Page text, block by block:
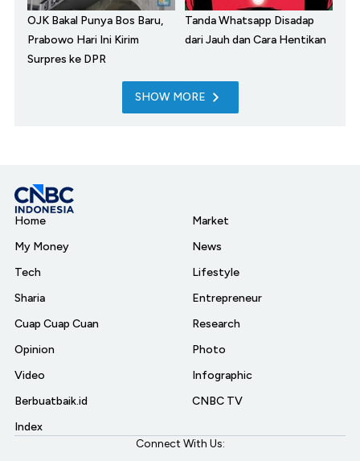
OJK Bakal Punya Bos Baru,
Prabowo Hari Ini Kirim
Surpres ke DPR
Tanda Whatsapp Disadap
dari Jauh dan Cara Hentikan
SHOW MORE
Home
My Money
Tech
Sharia
Cuap Cuap Cuan
Opinion
Video
Berbuatbaik.id
Index
Market
News
Lifestyle
Entrepreneur
Research
Photo
Infographic
CNBC TV
Connect With Us: